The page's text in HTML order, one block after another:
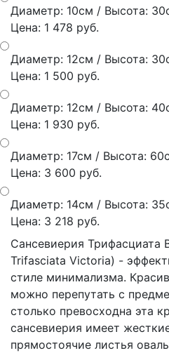
Диаметр: 10см / Высота:
Цена: 1 478 руб.
Диаметр: 12см / Высота:
Цена: 1 500 руб.
Диаметр: 12см / Высота:
Цена: 1 930 руб.
Диаметр: 17см / Высота:
Цена: 3 600 руб.
Диаметр: 14см / Высота:
Цена: 3 218 руб.
Сансевиерия Трифасциата
Trifasciata Victoria) -
стиле минимализма.
можно перепутать с
столько превосходна эта
сансевиерия имеет
прямостоячие листья